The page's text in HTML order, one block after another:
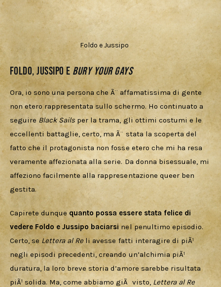
Foldo e Jussipo
Foldo, Jussipo ebury your gays
Ora, io sono una persona che Ã¨ affamatissima di gente
non etero rappresentata sullo schermo. Ho continuato a
seguire Black Sails per la trama, gli ottimi costumi e le
eccellenti battaglie, certo, ma Ã¨ stata la scoperta del
fatto che il protagonista non fosse etero che mi ha resa
veramente affezionata alla serie. Da donna bisessuale, mi
affeziono facilmente alla rappresentazione queer ben
gestita.
Capirete dunque quanto possa essere stata felice di
vedere Foldo e Jussipo baciarsi nel penultimo episodio.
Certo, se Lettera al Re li avesse fatti interagire di piÃ¹
negli episodi precedenti, creando un’alchimia piÃ¹
duratura, la loro breve storia d’amore sarebbe risultata
piÃ¹ solida. Ma, come abbiamo giÃ  visto, Lettera al Re